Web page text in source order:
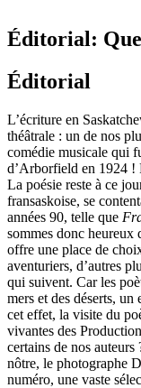
Éditorial:
Éditorial
L’écriture en
théâtrale : un de nos
comédie musicale qui
d’Arborfield en 1924 !
La poésie reste à ce
fransaskoise, se
années 90, telle que
sommes donc heureux
offre une place de
aventuriers, d’autres
qui suivent. Car les
mers et des déserts,
cet effet, la visite du
vivantes des
certains de nos
nôtre, le photographe
numéro, une vaste